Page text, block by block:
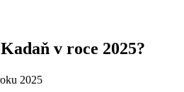
v roce 2025?
2025